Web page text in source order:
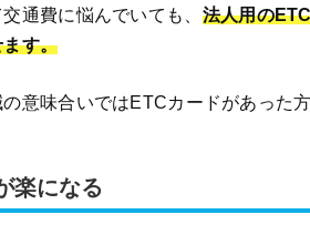
通費に悩んでいても、 法人用の
す。
意味合いではETCカードがあった方
楽になる